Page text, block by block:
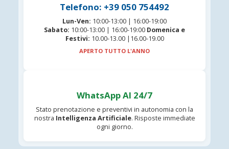
Telefono: +39 050 754492
Lun-Ven: 10:00-13:00 | 16:00-19:00
Sabato: 10:00-13:00 | 16:00-19:00 Domenica e
Festivi: 10.00-13.00 |16.00-19.00
APERTO TUTTO L'ANNO
WhatsApp AI 24/7
Stato prenotazione e preventivi in autonomia con la
nostra Intelligenza Artificiale. Risposte immediate
ogni giorno.